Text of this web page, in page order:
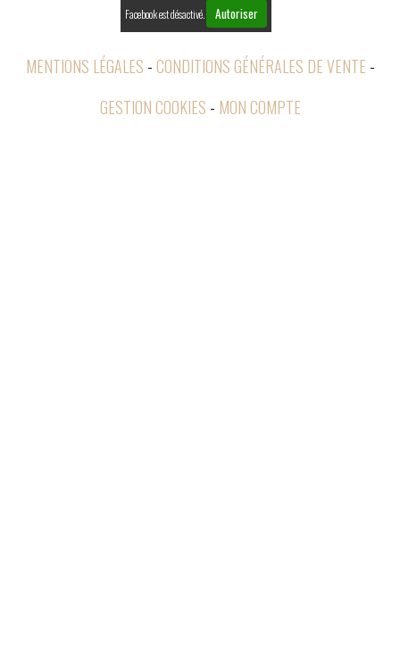
Facebook est désactivé. Autoriser
MENTIONS LÉGALES CONDITIONS GÉNÉRALES DE VENTE
GESTION COOKIES
MON COMPTE